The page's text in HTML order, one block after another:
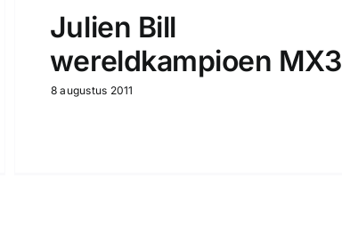
Julien Bill
wereldkampioen MX3
8 augustus 2011